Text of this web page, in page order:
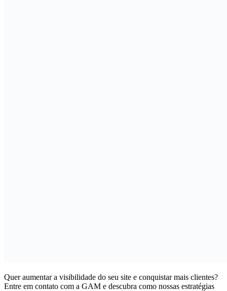
Quer aumentar a visibilidade do seu site e conquistar mais clientes?
Entre em contato com a GAM e descubra como nossas estratégias